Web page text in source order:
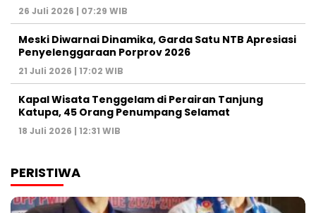
26 Juli 2026 | 07:29 WIB
Meski Diwarnai Dinamika, Garda Satu NTB Apresiasi
Penyelenggaraan Porprov 2026 ‎
21 Juli 2026 | 17:02 WIB
Kapal Wisata Tenggelam di Perairan Tanjung
Katupa, 45 Orang Penumpang Selamat
18 Juli 2026 | 12:31 WIB
PERISTIWA